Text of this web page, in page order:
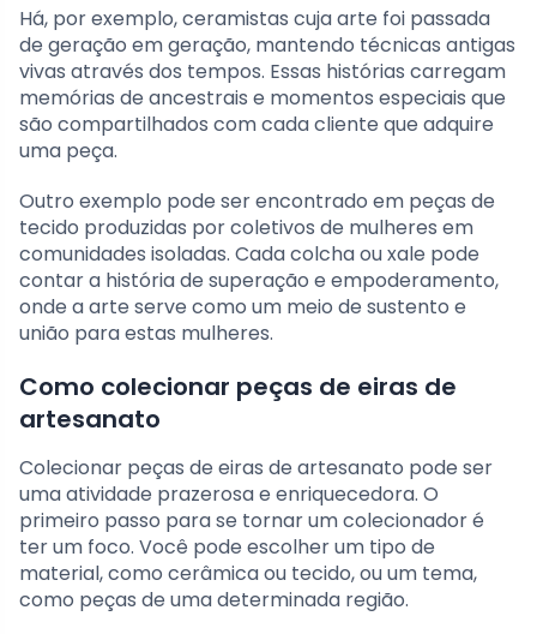
Há, por exemplo, ceramistas cuja arte foi passada
de geração em geração, mantendo técnicas antigas
vivas através dos tempos. Essas histórias carregam
memórias de ancestrais e momentos especiais que
são compartilhados com cada cliente que adquire
uma peça.
Outro exemplo pode ser encontrado em peças de
tecido produzidas por coletivos de mulheres em
comunidades isoladas. Cada colcha ou xale pode
contar a história de superação e empoderamento,
onde a arte serve como um meio de sustento e
união para estas mulheres.
Como colecionar peças de eiras de
artesanato
Colecionar peças de eiras de artesanato pode ser
uma atividade prazerosa e enriquecedora. O
primeiro passo para se tornar um colecionador é
ter um foco. Você pode escolher um tipo de
material, como cerâmica ou tecido, ou um tema,
como peças de uma determinada região.